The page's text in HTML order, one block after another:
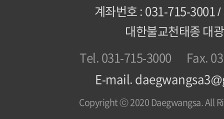
계좌번호 : 031-715-3001 /
대한불교천태종 대
Tel. 031-715-3000
Fax.
E-mail.
Copyright ⓒ 2020 Daegwangsa. All